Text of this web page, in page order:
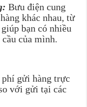
Bưu điện cung
khác nhau, từ
bạn có nhiều
của mình.
gửi hàng trực
với gửi tại các